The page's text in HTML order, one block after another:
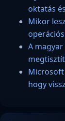
oktatás
Mikor
A
hogy